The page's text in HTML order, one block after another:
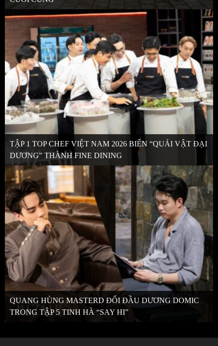
TẬP 1 TOP CHEF VIỆT NAM 2026 BIẾN “QUÁI VẬT ĐẠI
DƯƠNG” THÀNH FINE DINING
QUANG HÙNG MASTERD ĐỐI ĐẦU DƯƠNG DOMIC
TRONG TẬP 5 TINH HÀ “SAY HI”